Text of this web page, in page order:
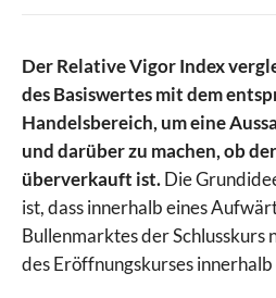
Der Relative Vigor Index
des Basiswertes mit dem
Handelsbereich, um eine
und darüber zu machen, ob
überverkauft ist.Die
ist, dass innerhalb eines
Bullenmarktes der Schlusskurs
des Eröffnungskurses innerhalb